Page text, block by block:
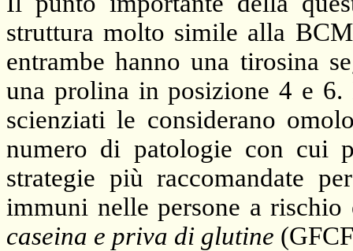
struttura molto simile alla
entrambe hanno una tirosina
una prolina in posizione 4 e
scienziati le considerano
numero di patologie con cui
strategie più raccomandate
immuni nelle persone a rischio
caseina e priva di glutine